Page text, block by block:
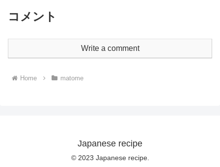
コメント
Write a comment
Home matome
Japanese recipe
© 2023 Japanese recipe.